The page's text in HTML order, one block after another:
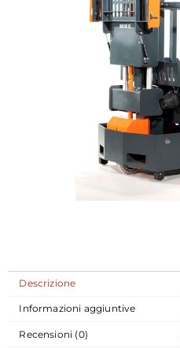
Descrizione
Informazioni aggiuntive
Recensioni (0)